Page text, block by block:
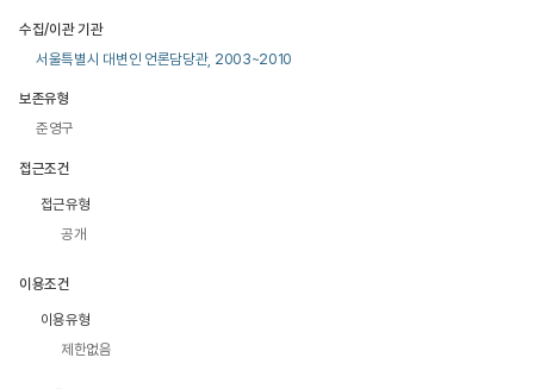
수집/이관 기관
서울특별시 대변인 언론담당관, 2003~2010
보존유형
준영구
접근조건
접근유형
공개
이용조건
이용유형
제한없음